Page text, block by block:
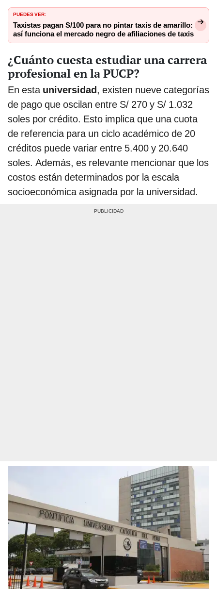
PUEDES VER:
Taxistas pagan S/100 para no pintar taxis de amarillo:
así funciona el mercado negro de afiliaciones de taxis
¿Cuánto cuesta estudiar una carrera
profesional en la PUCP?
En esta universidad, existen nueve categorías
de pago que oscilan entre S/ 270 y S/ 1.032
soles por crédito. Esto implica que una cuota
de referencia para un ciclo académico de 20
créditos puede variar entre 5.400 y 20.640
soles. Además, es relevante mencionar que los
costos están determinados por la escala
socioeconómica asignada por la universidad.